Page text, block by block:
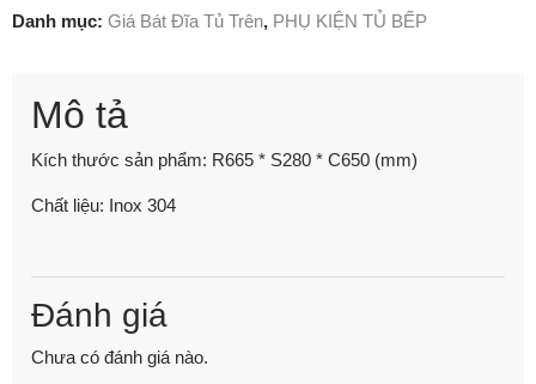
Danh mục: Giá Bát Đĩa Tủ Trên, PHỤ KIỆN TỦ BẾP
Mô tả
Kích thước sản phẩm: R665 * S280 * C650 (mm)
Chất liệu: Inox 304
Đánh giá
Chưa có đánh giá nào.